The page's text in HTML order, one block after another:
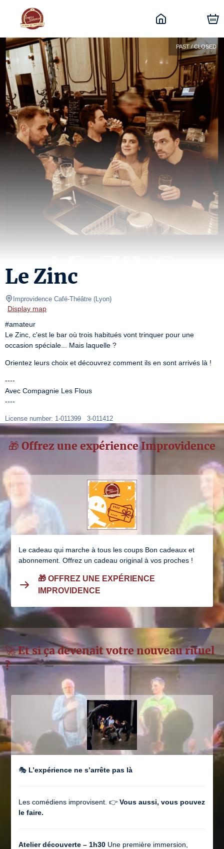
PAST / CLOSED
Le Zinc
Improvidence Café-Théâtre (Lyon)
Display map
#amateur
Le Zinc, c'est le bar où trois habitués vont trinquer pour une
occasion spéciale... Mais laquelle ?
Orientez leurs choix et découvrez comment ils en sont arrivés là !
----
Avec Compagnie Les Flous
----
License number: 1-011399   3-011412
🚀 Et si ça devenait votre nouveau rituel
?
🎭 L’expérience ne s’arrête pas là
Les comédiens improvisent. 👉 Vous aussi, vous pouvez
le faire.
Atelier découverte – 1h30 Une première immersion,
🎁 Offrez une expérience Improvidence
Le cadeau qui marche à tous les coups Bon cadeaux et
abonnement. Offrez un cadeau original à vos proches !
🎁 OFFREZ UNE EXPÉRIENCE
IMPROVIDENCE